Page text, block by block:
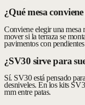
¿Qué mesa
Conviene elegir una mesa
mover si la terraza se
pavimentos con
¿SV30 sirve para
Sí. SV30 está pensado
desniveles. En los kits
mm entre patas.